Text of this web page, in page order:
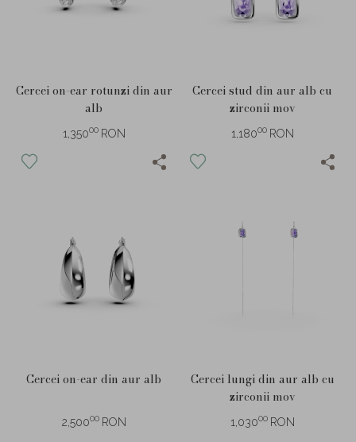
Cercei on-ear rotunzi din aur
alb
1,35000 RON
Cercei stud din aur alb cu
zirconii mov
1,18000 RON
Cercei on-ear din aur alb
2,50000 RON
Cercei lungi din aur alb cu
zirconii mov
1,03000 RON